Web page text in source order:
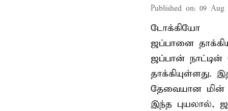
Published on: 09 Aug
டோக்கியோ
ஜப்பானை
ஜப்பான் நாட்டின்
தாக்கியுள்ளது.
தேவையான மின்
இந்த புயலால்,